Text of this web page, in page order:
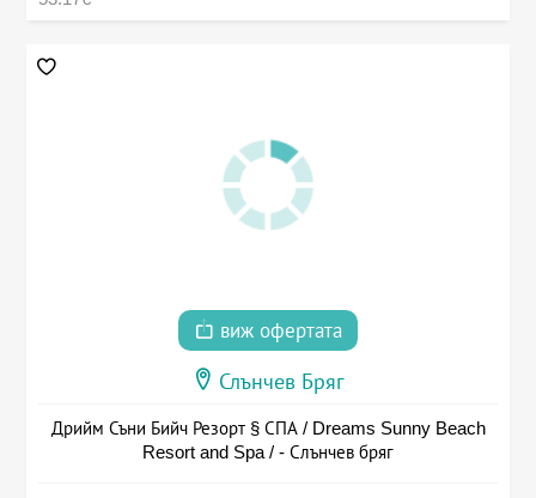
виж офертата
Слънчев Бряг
Дрийм Съни Бийч Резорт § СПА / Dreams Sunny Beach
Resort and Spa / - Слънчев бряг